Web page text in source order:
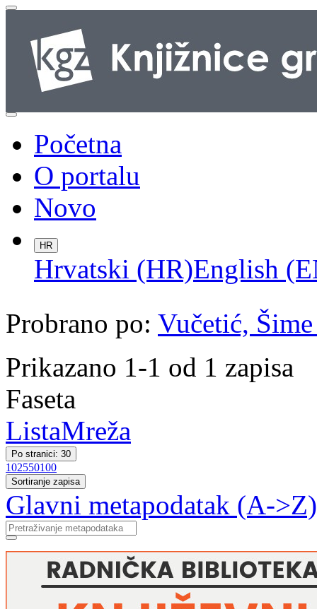
Početna
O portalu
Novo
HR
Hrvatski (HR)English
Probrano po: Vučetić,
Prikazano 1-1 od 1 zapisa
Faseta
ListaMreža
Po stranici: 30
102550100
Sortiranje zapisa
Glavni metapodatak (A->Z)